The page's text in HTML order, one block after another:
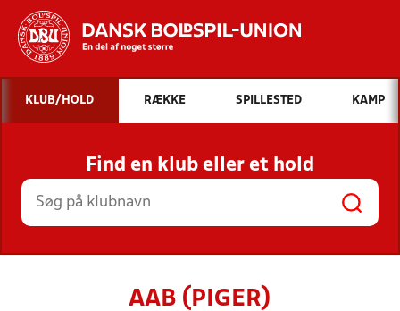
Hvad vil du søge efter?
INDHOLD OG NYHEDER
STILLINGER, RESULTATER, KLUBBER OG
HOLD
KLUB/HOLD RÆKKE SPILLESTED KAMP
Find en klub eller et hold
AAB (PIGER)